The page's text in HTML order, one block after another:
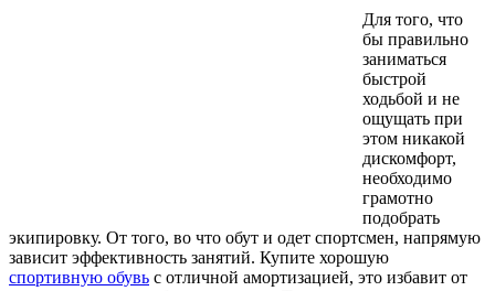
Для того, что
бы правильно
заниматься
быстрой
ходьбой и не
ощущать при
этом никакой
дискомфорт,
необходимо
грамотно
подобрать
экипировку. От того, во что обут и одет спортсмен, напрямую
зависит эффективность занятий. Купите хорошую
спортивную обувь с отличной амортизацией, это избавит от